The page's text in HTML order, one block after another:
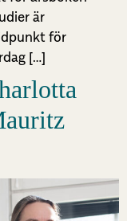
är
för
[…]